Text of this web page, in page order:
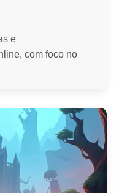
e
com foco no